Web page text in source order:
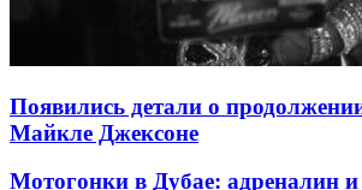
Появились детали о
Майкле Джексоне
Мотогонки в Дубае: адреналин и